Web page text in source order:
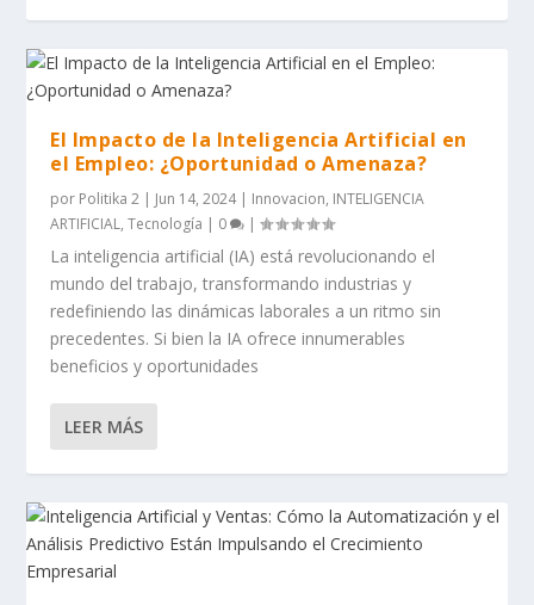
El Impacto de la Inteligencia Artificial en
el Empleo: ¿Oportunidad o Amenaza?
por Politika 2 | Jun 14, 2024| Innovacion, INTELIGENCIA
ARTIFICIAL,Tecnología | 0 |
La inteligencia artificial (IA) está revolucionando el
mundo del trabajo, transformando industrias y
redefiniendo las dinámicas laborales a un ritmo sin
precedentes. Si bien la IA ofrece innumerables
beneficios y oportunidades
LEER MÁS